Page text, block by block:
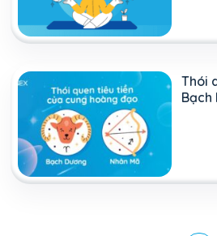
Thói
Bạch